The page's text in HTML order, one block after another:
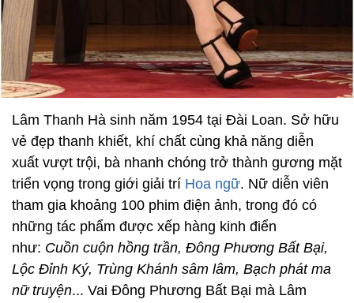
Lâm Thanh Hà sinh năm 1954 tại Đài Loan. Sở hữu
vẻ đẹp thanh khiết, khí chất cùng khả năng diễn
xuất vượt trội, bà nhanh chóng trở thành gương mặt
triển vọng trong giới giải trí Hoa ngữ. Nữ diễn viên
tham gia khoảng 100 phim điện ảnh, trong đó có
những tác phẩm được xếp hàng kinh điển
như: Cuồn cuộn hồng trần, Đông Phương Bất Bại,
Lộc Đỉnh Ký, Trùng Khánh sâm lâm, Bạch phát ma
nữ truyện... Vai Đông Phương Bất Bại mà Lâm